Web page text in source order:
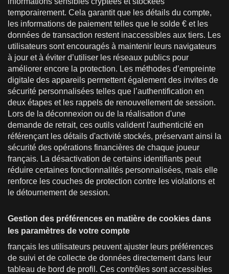
temporairement. Cela garantit que les détails du compte,
les informations de paiement telles que le solde € et les
données de transaction restent inaccessibles aux tiers. Les
utilisateurs sont encouragés à maintenir leurs navigateurs
à jour et à éviter d’utiliser les réseaux publics pour
améliorer encore la protection. Les méthodes d’empreinte
digitale des appareils permettent également des invites de
sécurité personnalisées telles que l’authentification en
deux étapes et les rappels de renouvellement de session.
Lors de la déconnexion ou de la réalisation d'une
demande de retrait, ces outils valident l'authenticité en
référençant les détails d'activité stockés, préservant ainsi la
sécurité des opérations financières de chaque joueur
français. La désactivation de certains identifiants peut
réduire certaines fonctionnalités personnalisées, mais elle
renforce les couches de protection contre les violations et
le détournement de session.
Gestion des préférences en matière de cookies dans
les paramètres de votre compte
français les utilisateurs peuvent ajuster leurs préférences
de suivi et de collecte de données directement dans leur
tableau de bord de profil. Ces contrôles sont accessibles